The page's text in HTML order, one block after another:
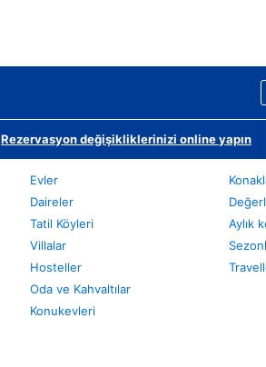
Rezervasyon değişikliklerinizi online yapın
Evler
Daireler
Tatil Köyleri
Villalar
Hosteller
Oda ve Kahvaltılar
Konukevleri
Aylık